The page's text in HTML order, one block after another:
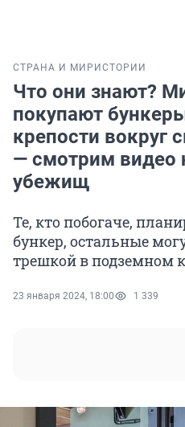
СТРАНА И МИР ИСТОРИИ
Что они знают?
покупают
крепости вокруг
— смотрим видео
убежищ
Те, кто побогаче,
бункер, остальные
трешкой в подземном
23 января 2024, 18:00 1 339